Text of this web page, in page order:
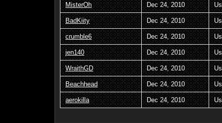
MisterOh Dec 24, 2010
BadKiity Dec 24, 2010
crumble6 Dec 24, 2010
jen140 Dec 24, 2010
WraithGD Dec 24, 2010
Beachhead Dec 24, 2010
aerokilla Dec 24, 2010